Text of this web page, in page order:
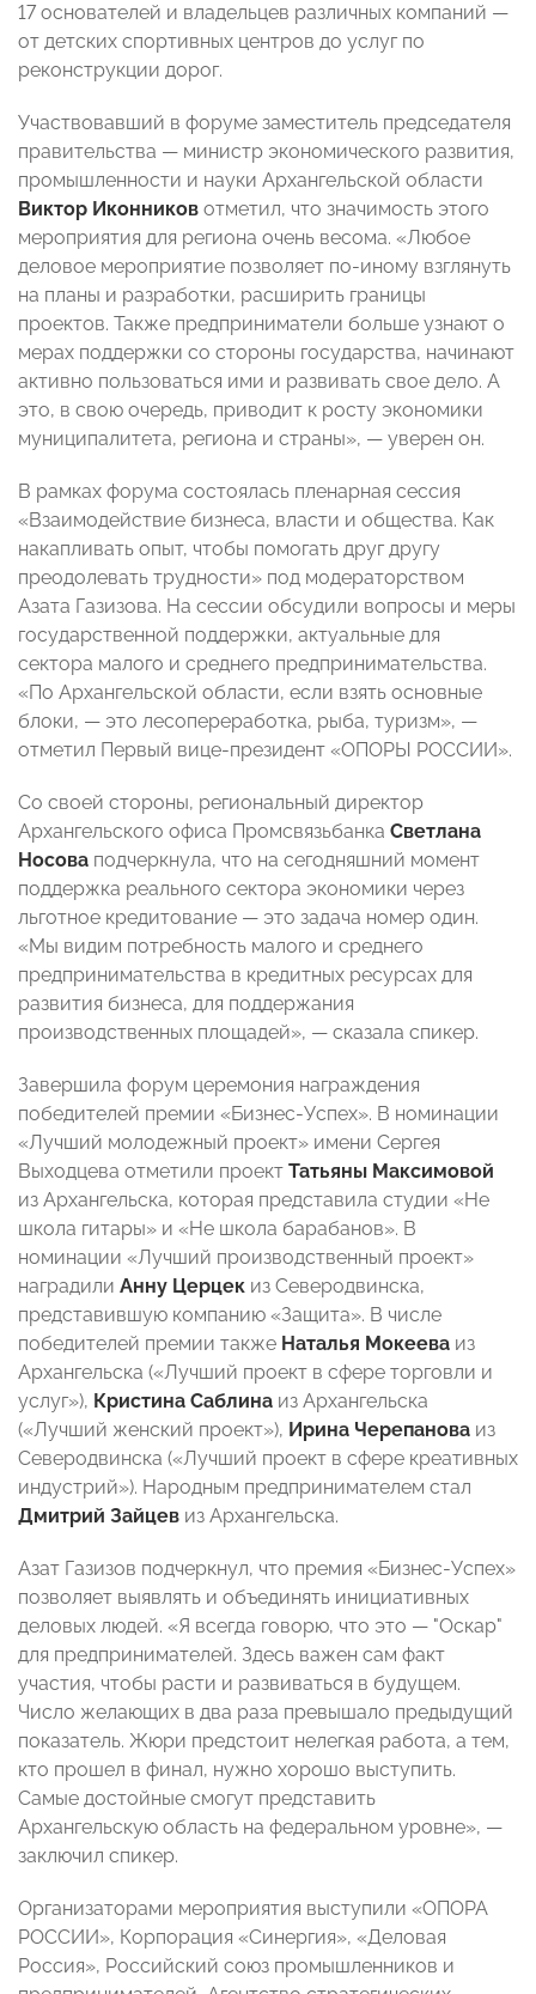
17 основателей и владельцев различных компаний —
от детских спортивных центров до услуг по
реконструкции дорог.
Участвовавший в форуме заместитель председателя
правительства — министр экономического развития,
промышленности и науки Архангельской области
Виктор Иконников отметил, что значимость этого
мероприятия для региона очень весома. «Любое
деловое мероприятие позволяет по-иному взглянуть
на планы и разработки, расширить границы
проектов. Также предприниматели больше узнают о
мерах поддержки со стороны государства, начинают
активно пользоваться ими и развивать свое дело. А
это, в свою очередь, приводит к росту экономики
муниципалитета, региона и страны», — уверен он.
В рамках форума состоялась пленарная сессия
«Взаимодействие бизнеса, власти и общества. Как
накапливать опыт, чтобы помогать друг другу
преодолевать трудности» под модераторством
Азата Газизова. На сессии обсудили вопросы и меры
государственной поддержки, актуальные для
сектора малого и среднего предпринимательства.
«По Архангельской области, если взять основные
блоки, — это лесопереработка, рыба, туризм», —
отметил Первый вице-президент «ОПОРЫ РОССИИ».
Со своей стороны, региональный директор
Архангельского офиса Промсвязьбанка Светлана
Носова подчеркнула, что на сегодняшний момент
поддержка реального сектора экономики через
льготное кредитование — это задача номер один.
«Мы видим потребность малого и среднего
предпринимательства в кредитных ресурсах для
развития бизнеса, для поддержания
производственных площадей», — сказала спикер.
Завершила форум церемония награждения
победителей премии «Бизнес-Успех». В номинации
«Лучший молодежный проект» имени Сергея
Выходцева отметили проект Татьяны Максимовой
из Архангельска, которая представила студии «Не
школа гитары» и «Не школа барабанов». В
номинации «Лучший производственный проект»
наградили Анну Церцек из Северодвинска,
представившую компанию «Защита». В числе
победителей премии также Наталья Мокеева из
Архангельска («Лучший проект в сфере торговли и
услуг»), Кристина Саблина из Архангельска
(«Лучший женский проект»), Ирина Черепанова из
Северодвинска («Лучший проект в сфере креативных
индустрий»). Народным предпринимателем стал
Дмитрий Зайцев из Архангельска.
Азат Газизов подчеркнул, что премия «Бизнес-Успех»
позволяет выявлять и объединять инициативных
деловых людей. «Я всегда говорю, что это — "Оскар"
для предпринимателей. Здесь важен сам факт
участия, чтобы расти и развиваться в будущем.
Число желающих в два раза превышало предыдущий
показатель. Жюри предстоит нелегкая работа, а тем,
кто прошел в финал, нужно хорошо выступить.
Самые достойные смогут представить
Архангельскую область на федеральном уровне», —
заключил спикер.
Организаторами мероприятия выступили «ОПОРА
РОССИИ», Корпорация «Синергия», «Деловая
Россия», Российский союз промышленников и